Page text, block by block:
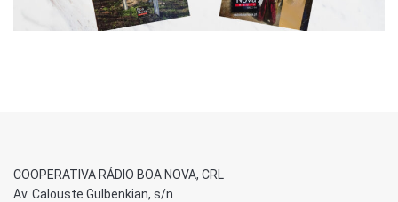
COOPERATIVA RÁDIO BOA NOVA, CRL
Av. Calouste Gulbenkian, s/n